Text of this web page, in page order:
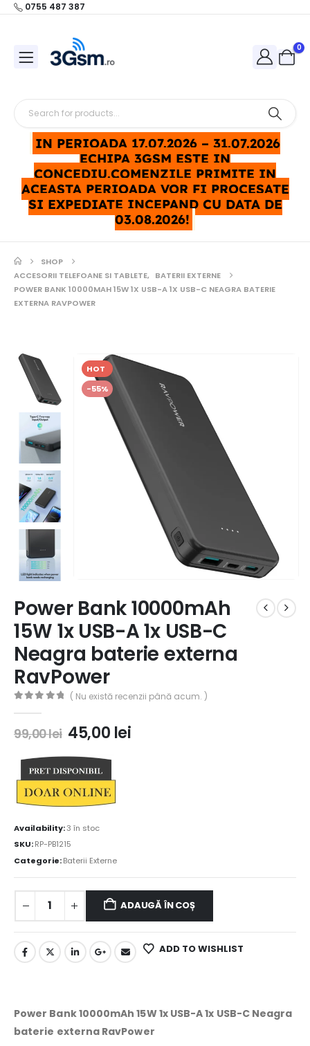
0755 487 387
0
IN PERIOADA 17.07.2026 – 31.07.2026
ECHIPA 3GSM ESTE IN
CONCEDIU.COMENZILE PRIMITE IN
ACEASTA PERIOADA VOR FI PROCESATE
SI EXPEDIATE INCEPAND CU DATA DE
03.08.2026!
SHOP
ACCESORII TELEFOANE SI TABLETE, BATERII EXTERNE
POWER BANK 10000MAH 15W 1X USB-A 1X USB-C NEAGRA BATERIE
EXTERNA RAVPOWER
HOT
-55%
Power Bank 10000mAh
15W 1x USB-A 1x USB-C
Neagra baterie externa
RavPower
( Nu există recenzii până acum. )
99,00lei 45,00 lei
Availability:3 în stoc
SKU:RP-PB1215
Categorie:Baterii Externe
ADAUGĂ ÎN COȘ
ADD TO WISHLIST
Power Bank 10000mAh 15W 1x USB-A 1x USB-C Neagra
baterie externa RavPower